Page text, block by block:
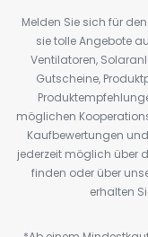
Melden Sie sich für
sie tolle Angebote
Ventilatoren,
Gutscheine,
möglichen
Kaufbewertungen
jederzeit möglich über
finden oder über
erhalten